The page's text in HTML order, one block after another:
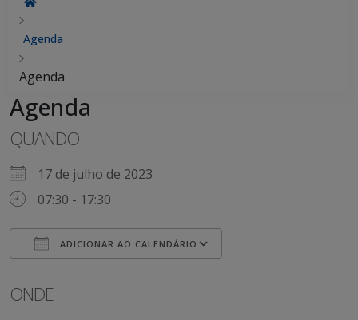
Agenda
Agenda
Agenda
QUANDO
17 de julho de 2023
07:30 - 17:30
ADICIONAR AO CALENDÁRIO
ONDE